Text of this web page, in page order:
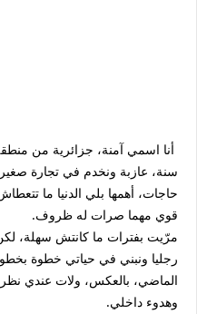
سنة، عازبة ونخدم في تجارة
حاجات، أهمها بلي الدنيا ما
قوي مهما صرات له ظروف.
مرّيت بفترات ما كانتش سهلة،
رجليا ونبني في حياتي خطوة
الماضي، بالعكس، ولات عندي
وهدوء داخلي.